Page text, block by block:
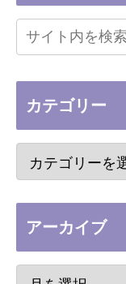
カテゴリー
アーカイブ